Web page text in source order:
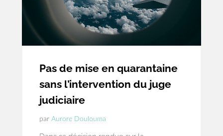
Pas de mise en quarantaine
sans l’intervention du juge
judiciaire
par Aurore Doulouma